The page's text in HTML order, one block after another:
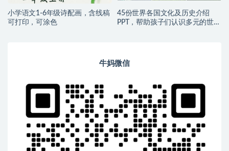
小学语文1-6年级诗配画，含线稿
可打印，可涂色
45份世界各国文化及历史介绍
PPT，帮助孩子们认识多元的世
牛妈微信